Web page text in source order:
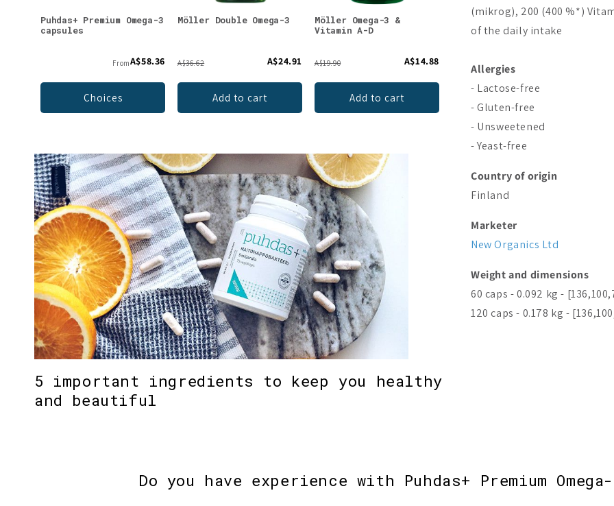
Puhdas+ Premium Omega-3
capsules
FromA$58.36
Choices
Möller Double Omega-3
A$36.62 A$24.91
Add to cart
Möller Omega-3 &
Vitamin A-D
A$19.90 A$14.88
Add to cart
Puhdistamo Strong
Omega-3
5 important ingredients to keep you healthy
and beautiful
(mikrog), 200 (400 %*)
of the daily intake
Allergies
- Lactose-free
- Gluten-free
- Unsweetened
- Yeast-free
Country of origin
Finland
Marketer
New Organics Ltd
Weight and dimensions
60 caps - 0.092 kg -
120 caps - 0.178 kg -
Do you have experience with Puhdas+ Premium